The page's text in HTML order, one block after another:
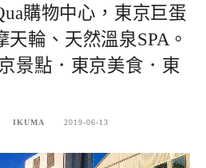
購物中心，東京巨蛋
輪、天然溫泉SPA。
景點．東京美食．東
IKUMA 2019-06-13